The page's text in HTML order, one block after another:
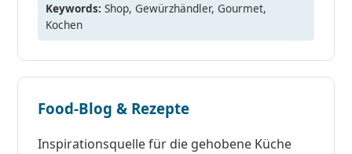
Keywords: Shop, Gewürzhändler, Gourmet,
Kochen
Food-Blog & Rezepte
Inspirationsquelle für die gehobene Küche